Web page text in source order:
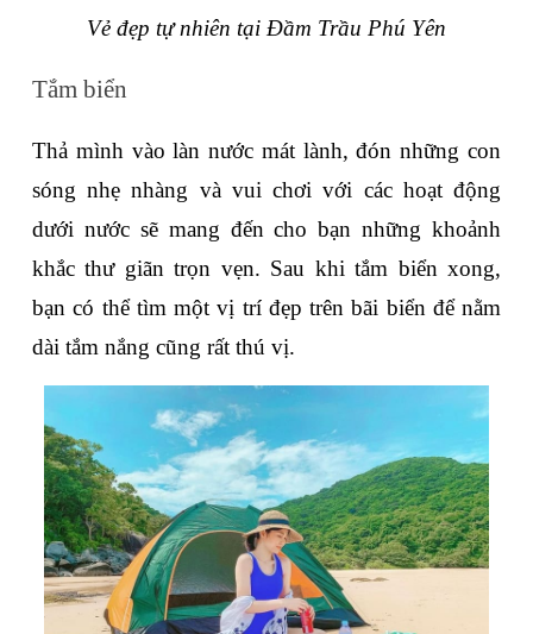
Vẻ đẹp tự nhiên tại Đầm Trầu Phú Yên
Tắm biển
Thả mình vào làn nước mát lành, đón những con
sóng nhẹ nhàng và vui chơi với các hoạt động
dưới nước sẽ mang đến cho bạn những khoảnh
khắc thư giãn trọn vẹn. Sau khi tắm biển xong,
bạn có thể tìm một vị trí đẹp trên bãi biển để nằm
dài tắm nắng cũng rất thú vị.